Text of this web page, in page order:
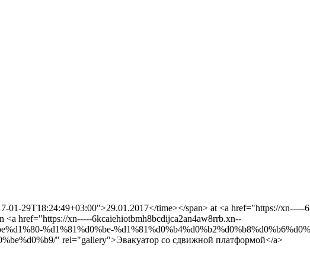
01-29T18:24:49+03:00">29.01.2017</time></span> at <a href="https://
<a href="https://xn-----6kcaiehiotbmh8bcdijca2an4aw8rrb.xn--
%d1%81%d0%be-
" rel="gallery">Эвакуатор со сдвижной платформой</a>